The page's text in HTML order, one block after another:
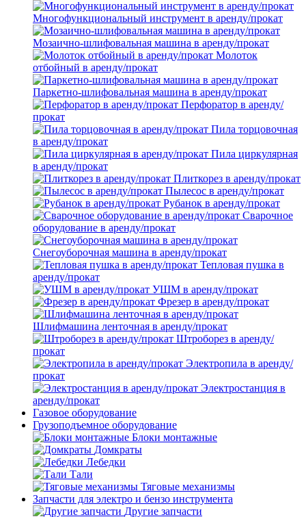
Многофункциональный инструмент в аренду/прокат
Мозаично-шлифовальная машина в аренду/прокат
Молоток
отбойный в аренду/прокат
Паркетно-шлифовальная машина в аренду/прокат
Перфоратор в аренду/
прокат
Пила торцовочная
в аренду/прокат
Пила циркулярная
в аренду/прокат
Плиткорез в аренду/прокат
Пылесос в аренду/прокат
Рубанок в аренду/прокат
Сварочное
оборудование в аренду/прокат
Снегоуборочная машина в аренду/прокат
Тепловая пушка в
аренду/прокат
УШМ в аренду/прокат
Фрезер в аренду/прокат
Шлифмашина ленточная в аренду/прокат
Штроборез в аренду/
прокат
Электропила в аренду/
прокат
Электростанция в
аренду/прокат
Газовое оборудование
Грузоподъемное оборудование
Блоки монтажные
Домкраты
Лебедки
Тали
Тяговые механизмы
Запчасти для электро и бензо инструмента
Другие запчасти